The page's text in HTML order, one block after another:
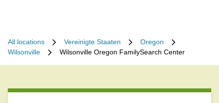
All locations Vereinigte Staaten
Oregon
Wilsonville
Wilsonville Oregon FamilySearch Center